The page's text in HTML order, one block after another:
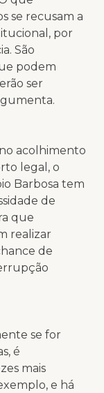
se recusam a
por
São
podem
ser
acolhimento
legal, o
Barbosa tem
de
que
realizar
de
se for
é
mais
e há